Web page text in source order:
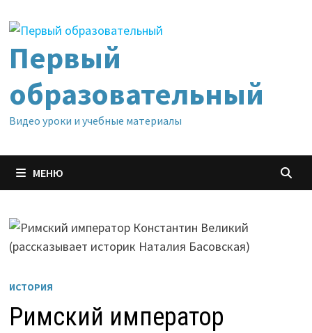
содержимому
Первый
образовательный
Видео уроки и учебные материалы
МЕНЮ
ИСТОРИЯ
Римский император